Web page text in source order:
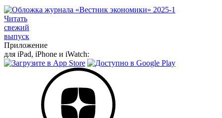
Читать
свежий
выпуск
Приложение
для iPad, iPhone и iWatch: